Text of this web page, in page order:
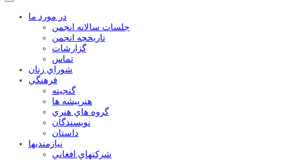
در مورد ما
جلسات سالانه انجمن
تاریخچه انجمن
گزارشات
تماس
شوراي زنان
فرهنگي
گنجينه
هنرپيشه ها
گروه هاي هنري
نويسندگان
داستان
نيازمنديها
شرکتهاي افغاني